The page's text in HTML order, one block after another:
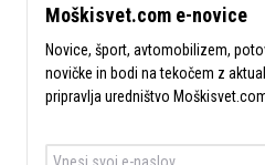
Moškisvet.com e-novice
Novice, šport, avtomobilizem,
novičke in bodi na tekočem z
pripravlja uredništvo